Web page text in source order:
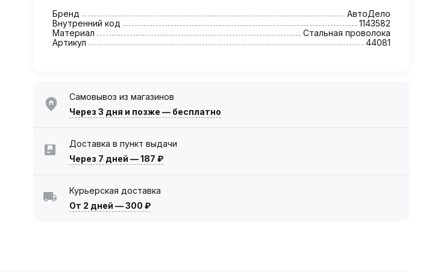
Бренд
АвтоДело
Внутренний код
1143582
Материал
Стальная проволока
Артикул
44081
Самовывоз из магазинов
Через 3 дня и позже — бесплатно
Доставка в пункт выдачи
Через 7 дней —187 ₽
Курьерская доставка
От 2 дней —300 ₽